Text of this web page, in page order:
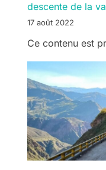
descente de la
17 août 2022
Ce contenu est